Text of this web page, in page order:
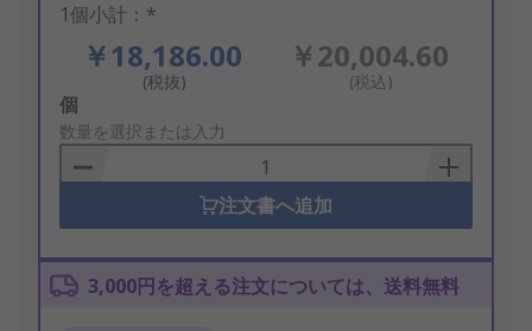
1個小計：*
￥18,186.00
(税抜)
￥20,004.60
(税込)
Add
to
Basket
個
数量を選択または入力
注文書へ追加
3,000円を超える注文については、送料無料